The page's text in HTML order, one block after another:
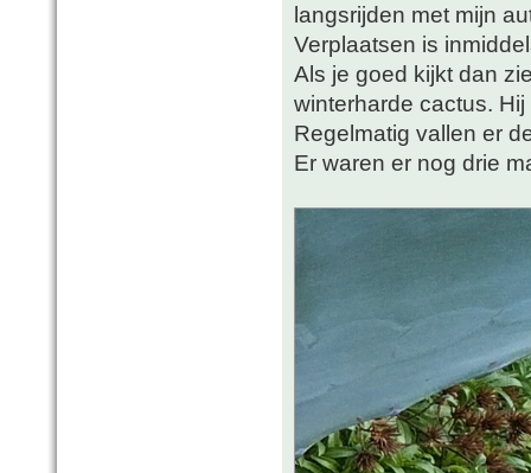
langsrijden met mijn
Verplaatsen is
Als je goed kijkt dan
winterharde cactus.
Regelmatig vallen er
Er waren er nog drie